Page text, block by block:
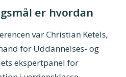
er hvordan
var Christian Ketels,
for Uddannelses- og
ekspertpanel for